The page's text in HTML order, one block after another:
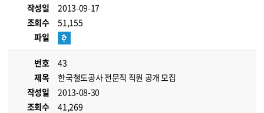
작성일
2013-09-17
조회수
51,155
파일
번호
43
제목
한국철도공사 전문직 직원 공개 모집
작성일
2013-08-30
조회수
41,269